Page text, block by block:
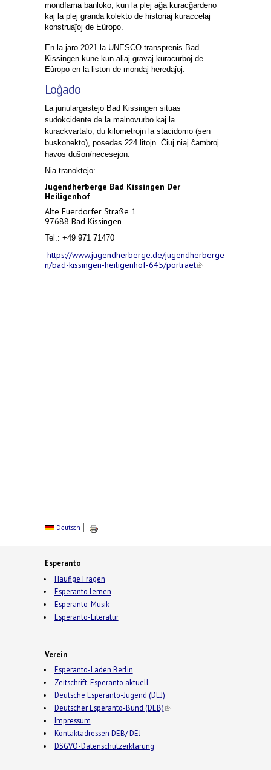
mondfama banloko, kun la plej aĝa kuracĝardeno
kaj la plej granda kolekto de historiaj kuraccelaj
konstruaĵoj de Eûropo.
En la jaro 2021 la UNESCO transprenis Bad
Kissingen kune kun aliaj gravaj kuracurboj de
Eûropo en la liston de mondaj heredaĵoj.
Loĝado
La junulargastejo Bad Kissingen situas
sudokcidente de la malnovurbo kaj la
kurackvartalo, du kilometrojn la stacidomo (sen
buskonekto), posedas 224 litojn. Ĉiuj niaj ĉambroj
havos duŝon/necesejon.
Nia tranoktejo:
Jugendherberge Bad Kissingen Der
Heiligenhof
Alte Euerdorfer Straße 1
97688 Bad Kissingen
Tel.: +49 971 71470
https://www.jugendherberge.de/jugendherberge
n/bad-kissingen-heiligenhof-645/portraet(link is
Deutsch
Esperanto
Häufige Fragen
Esperanto lernen
Esperanto-Musik
Esperanto-Literatur
Verein
Esperanto-Laden Berlin
Zeitschrift: Esperanto aktuell
Deutsche Esperanto-Jugend (DEJ)
Deutscher Esperanto-Bund (DEB)(link is external)
Impressum
Kontaktadressen DEB/ DEJ
DSGVO-Datenschutzerklärung